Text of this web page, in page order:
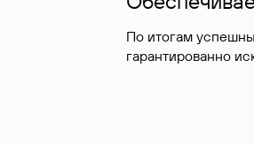
По итогам
гарантированно